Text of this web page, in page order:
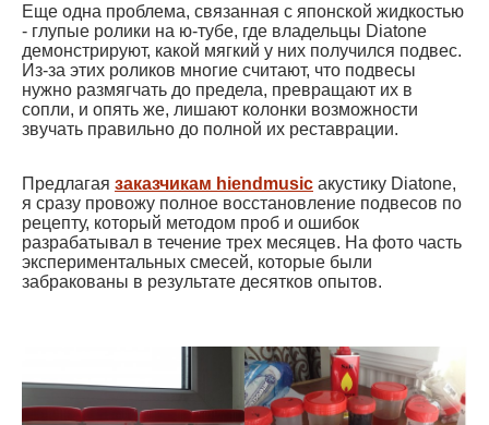
Еще одна проблема, связанная с японской жидкостью
- глупые ролики на ю-тубе, где владельцы Diatone
демонстрируют, какой мягкий у них получился подвес.
Из-за этих роликов многие считают, что подвесы
нужно размягчать до предела, превращают их в
сопли, и опять же, лишают колонки возможности
звучать правильно до полной их реставрации.
Предлагая заказчикам hiendmusic акустику Diatone,
я сразу провожу полное восстановление подвесов по
рецепту, который методом проб и ошибок
разрабатывал в течение трех месяцев. На фото часть
экспериментальных смесей, которые были
забракованы в результате десятков опытов.